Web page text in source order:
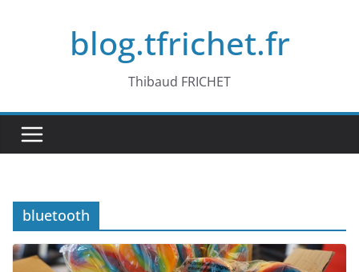
blog.tfrichet.fr
Thibaud FRICHET
bluetooth